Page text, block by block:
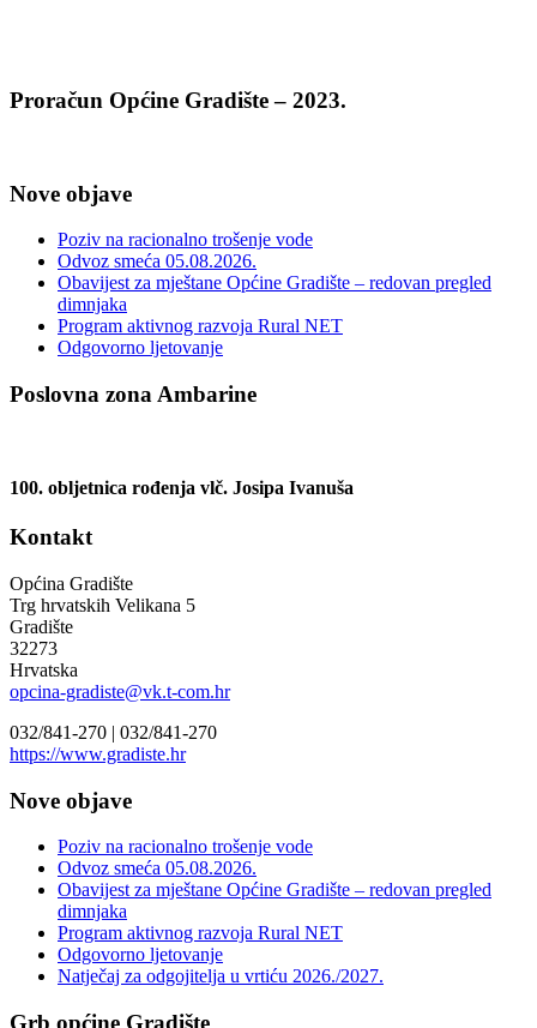
Proračun Općine Gradište – 2023.
Nove objave
Poziv na racionalno trošenje vode
Odvoz smeća 05.08.2026.
Obavijest za mještane Općine Gradište – redovan pregled
dimnjaka
Program aktivnog razvoja Rural NET
Odgovorno ljetovanje
Poslovna zona Ambarine
100. obljetnica rođenja vlč. Josipa Ivanuša
Kontakt
Općina Gradište
Trg hrvatskih Velikana 5
Gradište
32273
Hrvatska
opcina-gradiste@vk.t-com.hr
032/841-270 | 032/841-270
https://www.gradiste.hr
Nove objave
Poziv na racionalno trošenje vode
Odvoz smeća 05.08.2026.
Obavijest za mještane Općine Gradište – redovan pregled
dimnjaka
Program aktivnog razvoja Rural NET
Odgovorno ljetovanje
Natječaj za odgojitelja u vrtiću 2026./2027.
Grb općine Gradište